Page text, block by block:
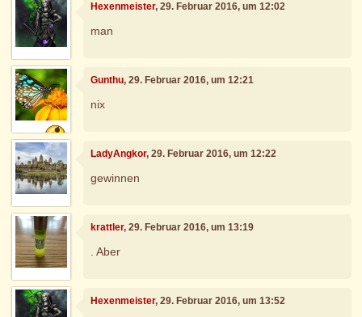
Hexenmeister, 29. Februar 2016, um 12:02
man
Gunthu, 29. Februar 2016, um 12:21
nix
LadyAngkor, 29. Februar 2016, um 12:22
gewinnen
krattler, 29. Februar 2016, um 13:19
. Aber
Hexenmeister, 29. Februar 2016, um 13:52